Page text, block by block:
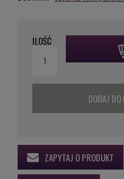
ILOŚĆ
DODAJ
ZAPYTAJ O PRODUKT